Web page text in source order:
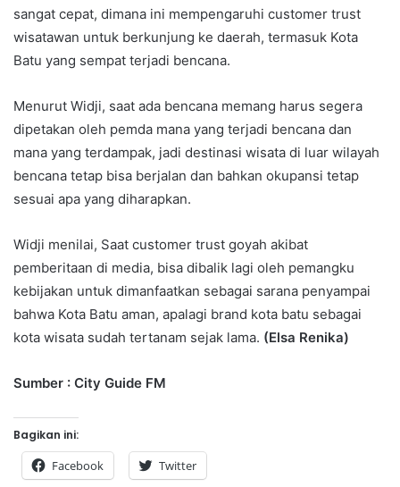
sangat cepat, dimana ini mempengaruhi customer trust
wisatawan untuk berkunjung ke daerah, termasuk Kota
Batu yang sempat terjadi bencana.
Menurut Widji, saat ada bencana memang harus segera
dipetakan oleh pemda mana yang terjadi bencana dan
mana yang terdampak, jadi destinasi wisata di luar wilayah
bencana tetap bisa berjalan dan bahkan okupansi tetap
sesuai apa yang diharapkan.
Widji menilai, Saat customer trust goyah akibat
pemberitaan di media, bisa dibalik lagi oleh pemangku
kebijakan untuk dimanfaatkan sebagai sarana penyampai
bahwa Kota Batu aman, apalagi brand kota batu sebagai
kota wisata sudah tertanam sejak lama. (Elsa Renika)
Sumber : City Guide FM
Bagikan ini:
Facebook Twitter